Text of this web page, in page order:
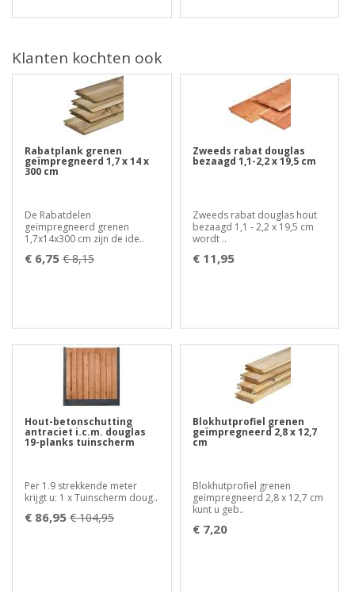
Klanten kochten ook
Rabatplank grenen
geïmpregneerd 1,7 x 14 x
300 cm
De Rabatdelen
geïmpregneerd grenen
1,7x14x300 cm zijn de ide..
€ 6,75 € 8,15
Zweeds rabat douglas
bezaagd 1,1-2,2 x 19,5 cm
Zweeds rabat douglas hout
bezaagd 1,1 - 2,2 x 19,5 cm
wordt ..
€ 11,95
Hout-betonschutting
antraciet i.c.m. douglas
19-planks tuinscherm
Per 1.9 strekkende meter
krijgt u: 1 x Tuinscherm doug..
€ 86,95 € 104,95
Blokhutprofiel grenen
geïmpregneerd 2,8 x 12,7
cm
Blokhutprofiel grenen
geïmpregneerd 2,8 x 12,7 cm
kunt u geb..
€ 7,20